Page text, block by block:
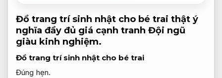
Đồ trang trí sinh nhật cho bé trai thật ý
nghĩa đầy đủ giá cạnh tranh Đội ngũ
giàu kinh nghiệm.
Đồ trang trí sinh nhật cho bé trai
Đúng hẹn.